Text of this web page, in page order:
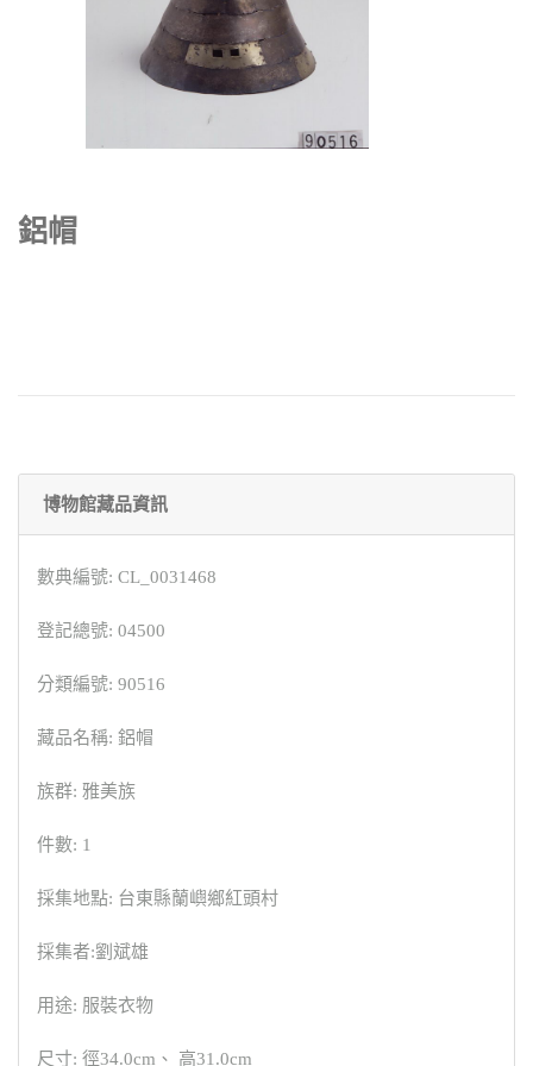
鋁帽
博物館藏品資訊
數典編號: CL_0031468
登記總號: 04500
分類編號: 90516
藏品名稱: 鋁帽
族群: 雅美族
件數: 1
採集地點: 台東縣蘭嶼鄉紅頭村
採集者:劉斌雄
用途: 服裝衣物
尺寸: 徑34.0cm、 高31.0cm